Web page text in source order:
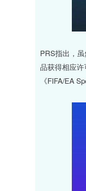
PRS指出，
品获得相应许
《FIFA/EA